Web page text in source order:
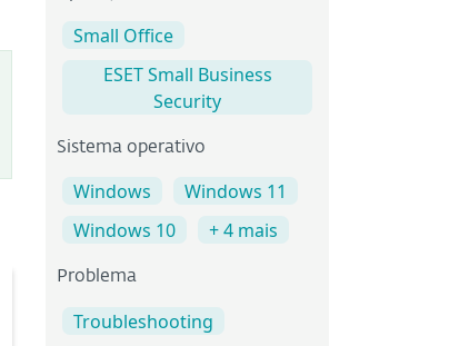
Small Office
ESET Small Business
Security
Sistema operativo
Windows
Windows 11
Windows 10
+ 4 mais
Problema
Troubleshooting